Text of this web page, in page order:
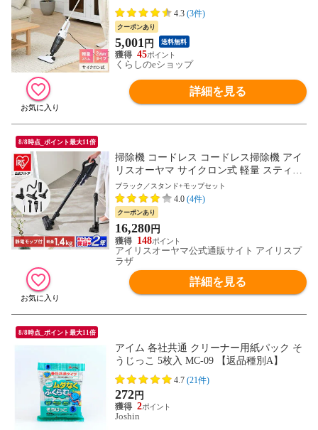
ック不要 クリーナー キャニスター 掃除器
スティック掃除機 2WAYタイプ ハンディク
リーナー サイクロンクリーナー 山善 YAM
AZEN 【送料無料】
4.3 (3件)
クーポンあり
5,001 円 送料無料
45
くらしのeショップ
詳細を見る
8/8時点_ポイント最大11倍
掃除機 コードレス コードレス掃除機 アイ
リスオーヤマ サイクロン式 軽量 スティッ
ククリーナー 充電式 自走式 強力吸引 充電
スタンド 置くだけで充電 モップ付き 黒 ブ
ラック SCD-185PM-B 【安心延長保証対
象】 [家電]
ブラック／スタンド+モップセット
4.0 (4件)
クーポンあり
16,280円
148
アイリスオーヤマ公式通販サイト アイリスプ
ラザ
詳細を見る
8/8時点_ポイント最大11倍
アイム 各社共通 クリーナー用紙パック そ
うじっこ 5枚入 MC-09 【返品種別A】
4.7 (21件)
272円
2
Joshin